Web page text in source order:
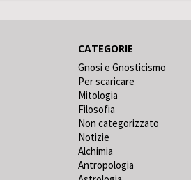
CATEGORIE
Gnosi e Gnosticismo
Per scaricare
Mitologia
Filosofia
Non categorizzato
Notizie
Alchimia
Antropologia